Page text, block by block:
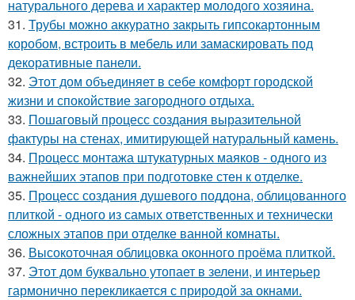
натурального дерева и характер молодого хозяина.
31. Трубы можно аккуратно закрыть гипсокартонным
коробом, встроить в мебель или замаскировать под
декоративные панели.
32. Этот дом объединяет в себе комфорт городской
жизни и спокойствие загородного отдыха.
33. Пошаговый процесс создания выразительной
фактуры на стенах, имитирующей натуральный камень.
34. Процесс монтажа штукатурных маяков - одного из
важнейших этапов при подготовке стен к отделке.
35. Процесс создания душевого поддона, облицованного
плиткой - одного из самых ответственных и технически
сложных этапов при отделке ванной комнаты.
36. Высокоточная облицовка оконного проёма плиткой.
37. Этот дом буквально утопает в зелени, и интерьер
гармонично перекликается с природой за окнами.